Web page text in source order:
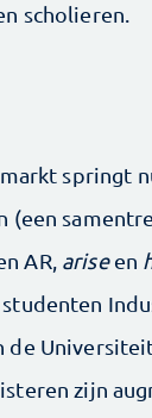
scholieren.
springt
(een
AR, ariseen
de
zijn